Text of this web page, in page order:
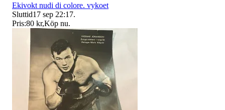
Ekivokt nudi di colore. vykoet
Sluttid17 sep 22:17.
Pris:80 kr,Köp nu.